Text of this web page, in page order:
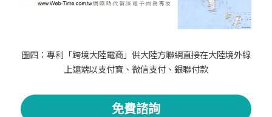
圖四：專利「跨境大陸電商」供大陸方聯網直接在大陸境外線
上遠端以支付寶、微信支付、銀聯付款
免費諮詢